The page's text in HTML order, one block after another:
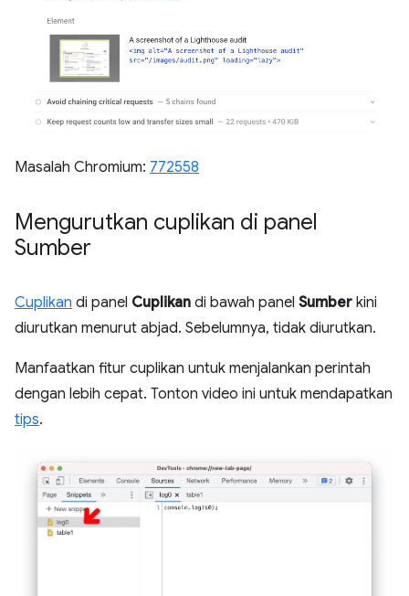
Masalah Chromium: 772558
Mengurutkan cuplikan di panel
Sumber
Cuplikan di panel Cuplikan di bawah panel Sumber kini
diurutkan menurut abjad. Sebelumnya, tidak diurutkan.
Manfaatkan fitur cuplikan untuk menjalankan perintah
dengan lebih cepat. Tonton video ini untuk mendapatkan
tips.